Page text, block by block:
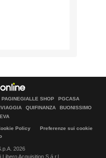
PAGINEGIALLE SHOP
PGCASA
QUIFINANZA
BUONISSIMO
Policy
Preferenze sui cookie
2026
Acquisition S.á r.l.